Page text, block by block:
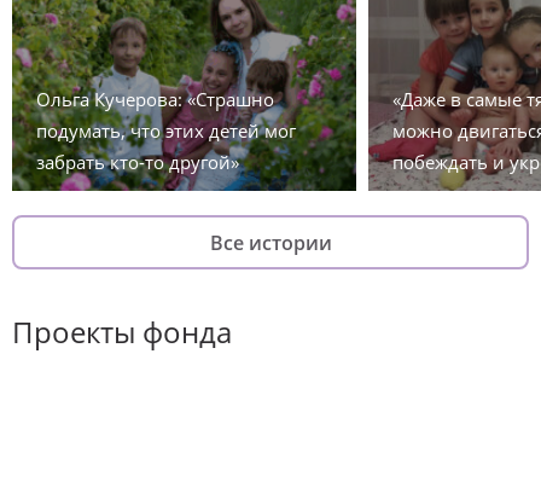
Ольга Кучерова: «Страшно
подумать, что этих детей мог
забрать кто-то другой»
«Даже в самые
можно
побеждать и
Все истории
Проекты фонда